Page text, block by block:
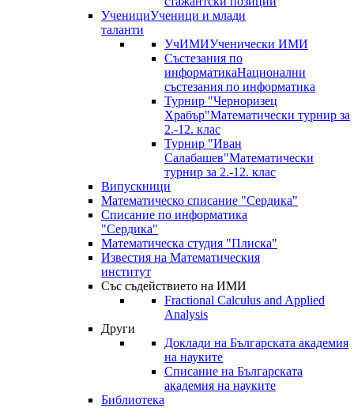
УченициУченици и млади
таланти
УчИМИУченически ИМИ
Състезания по
информатикаНационални
състезания по информатика
Турнир "Черноризец
Храбър"Математически турнир за
2.-12. клас
Турнир "Иван
Салабашев"Математически
турнир за 2.-12. клас
Випускници
Математическо списание "Сердика"
Списание по информатика
"Сердика"
Математическа студия "Плиска"
Известия на Математическия
институт
Със съдействието на ИМИ
Fractional Calculus and Applied
Analysis
Други
Доклади на Българската академия
на науките
Списание на Българската
академия на науките
Библиотека